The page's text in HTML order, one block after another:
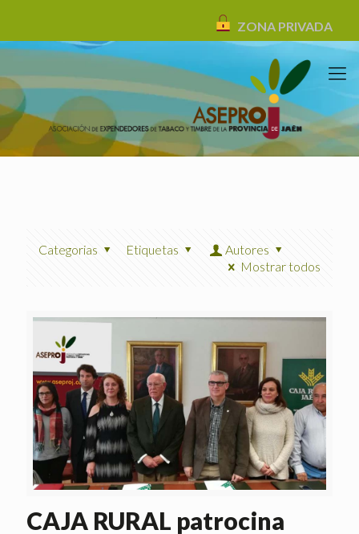
ZONA PRIVADA
Categorias Etiquetas
Autores
Mostrar todos
CAJA RURAL patrocina